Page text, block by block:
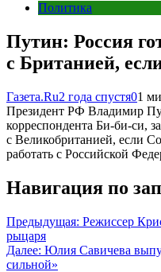
Политика
Путин: Россия
с Британией,
Газета.Ru2 года спустя01
Президент РФ Владимир
корреспондента Би-би-си,
с Великобританией, если
работать с Российской
Навигация по
Предыдущая: Режиссер
рыцаря
Далее: Юлия Савичева
сильной»